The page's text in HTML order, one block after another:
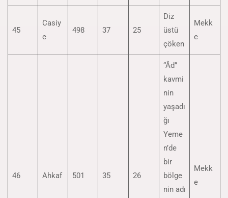
45
Casiy
e
498 37 25
Diz
üstü
çöken
Mekk
e
46 Ahkaf 501 35 26
“Âd”
kavmi
nin
yaşadı
ğı
Yeme
n’de
bir
bölge
nin adı
Mekk
e